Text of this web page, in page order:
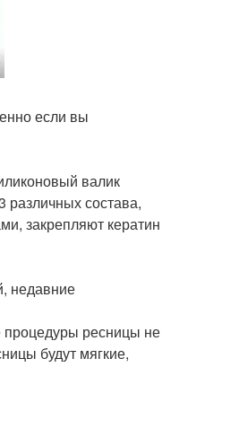
если вы
валик
различных состава,
закрепляют кератин
недавние
процедуры ресницы не
будут мягкие,